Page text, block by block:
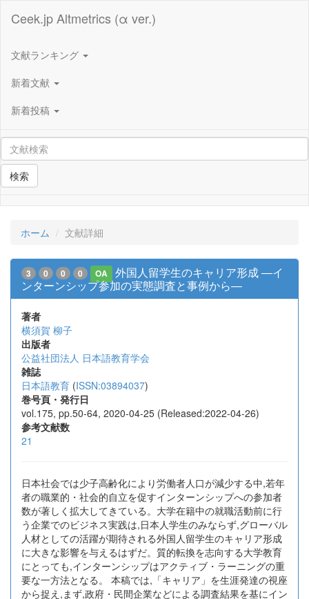
Ceek.jp Altmetrics (α ver.)
文献ランキング
新着文献
新着投稿
検索
ホーム 文献詳細
3 0 0 0 OA
外国人留学生のキャリア形成 ―イ
ンターンシップ参加の実態調査と事例から―
著者
横須賀 柳子
出版者
公益社団法人 日本語教育学会
雑誌
日本語教育 (ISSN:03894037)
巻号頁・発行日
vol.175, pp.50-64, 2020-04-25 (Released:2022-04-26)
参考文献数
21
日本社会では少子高齢化により労働者人口が減少する中,若年
者の職業的・社会的自立を促すインターンシップへの参加者
数が著しく拡大してきている。大学在籍中の就職活動前に行
う企業でのビジネス実践は,日本人学生のみならず,グローバル
人材としての活躍が期待される外国人留学生のキャリア形成
に大きな影響を与えるはずだ。質的転換を志向する大学教育
にとっても,インターンシップはアクティブ・ラーニングの重
要な一方法となる。 本稿では,「キャリア」を生涯発達の視座
から捉え,まず,政府・民間企業などによる調査結果を基にイン